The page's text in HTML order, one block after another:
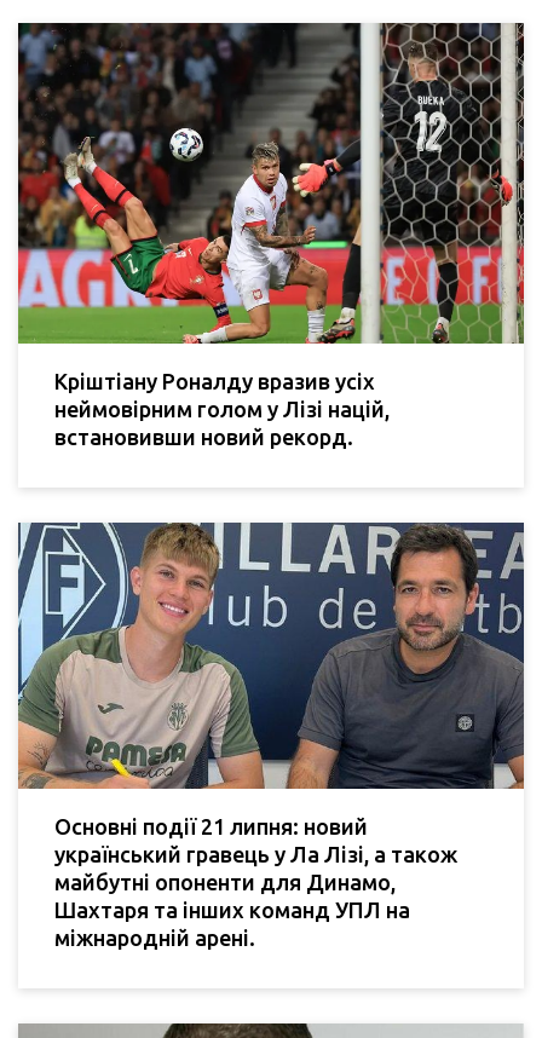
Кріштіану Роналду вразив усіх
неймовірним голом у Лізі націй,
встановивши новий рекорд.
Основні події 21 липня: новий
український гравець у Ла Лізі, а також
майбутні опоненти для Динамо,
Шахтаря та інших команд УПЛ на
міжнародній арені.